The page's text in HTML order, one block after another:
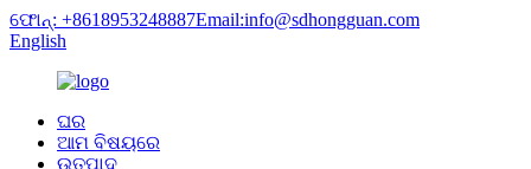
ଫୋନ୍: +8618953248887Email:info@sdhongguan.com
English
ଘର
ଆମ ବିଷୟରେ
ଉତ୍ପାଦ